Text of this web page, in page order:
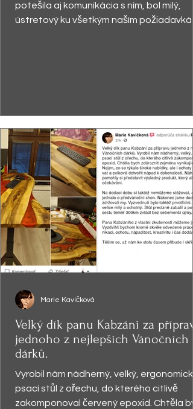
potešila aj komunikácia s ním, bol milý,
ústretový ku všetkým naším požiadavkám.
Velký dík panu Kabzáni za
jednoho z nejlepších Vánočních
dárků.
Vyrobil nám nádherný, velký, ergonomický
psací stůl z ořechu, do kterého citlivě
zakomponoval červený epoxid. Chtěla
Marie Kavičková